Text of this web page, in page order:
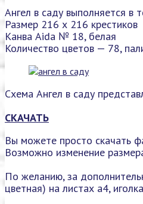
Ангел в саду выполняется в
Размер 216 х 216 крестиков
Канва Aida № 18, белая
Количество цветов — 78,
Схема Ангел в саду
СКАЧАТЬ
Вы можете просто скачать
Возможно изменение
По желанию, за
цветная) на листах а4,